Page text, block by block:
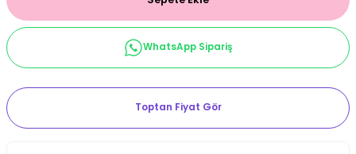
WhatsApp Sipariş
Toptan Fiyat Gör